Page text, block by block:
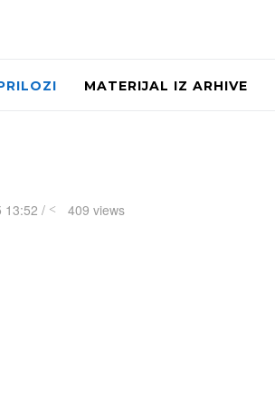
MATERIJAL IZ ARHIVE
13:52 / 409 views